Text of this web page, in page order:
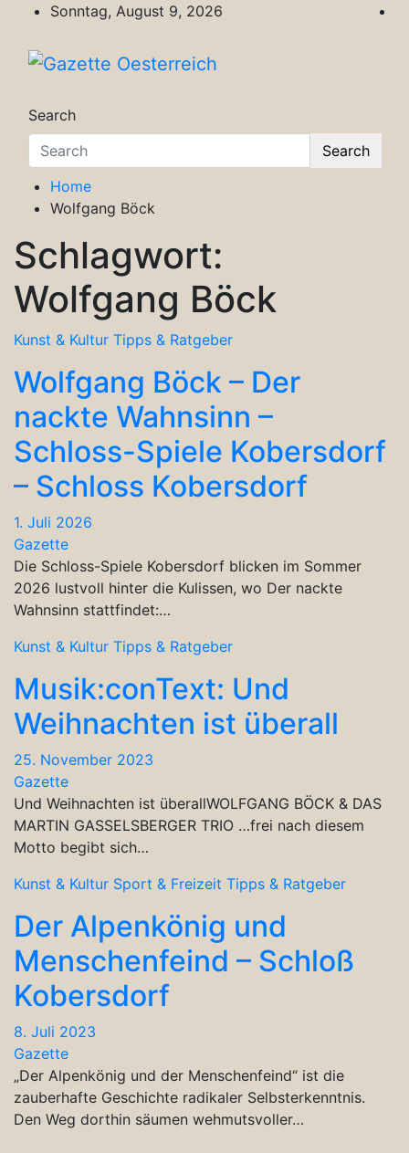
content
Sonntag, August 9, 2026
Search
Search
Home
Wolfgang Böck
Schlagwort:
Wolfgang Böck
Kunst & Kultur Tipps & Ratgeber
Wolfgang Böck – Der
nackte Wahnsinn –
Schloss-Spiele Kobersdorf
– Schloss Kobersdorf
1. Juli 2026
Gazette
Die Schloss-Spiele Kobersdorf blicken im Sommer
2026 lustvoll hinter die Kulissen, wo Der nackte
Wahnsinn stattfindet:…
Kunst & Kultur Tipps & Ratgeber
Musik:conText: Und
Weihnachten ist überall
25. November 2023
Gazette
Und Weihnachten ist überallWOLFGANG BÖCK & DAS
MARTIN GASSELSBERGER TRIO …frei nach diesem
Motto begibt sich…
Kunst & Kultur Sport & Freizeit Tipps & Ratgeber
Der Alpenkönig und
Menschenfeind – Schloß
Kobersdorf
8. Juli 2023
Gazette
„Der Alpenkönig und der Menschenfeind“ ist die
zauberhafte Geschichte radikaler Selbsterkenntnis.
Den Weg dorthin säumen wehmutsvoller…